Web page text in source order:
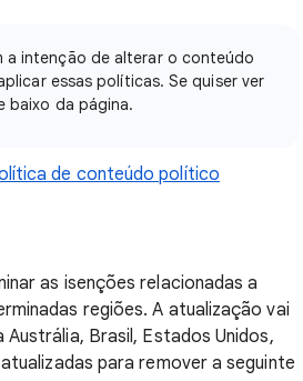
a intenção de alterar o conteúdo
essas políticas. Se quiser ver
baixo da página.
de conteúdo político
as isenções relacionadas a
regiões. A atualização vai
Brasil, Estados Unidos,
para remover a seguinte